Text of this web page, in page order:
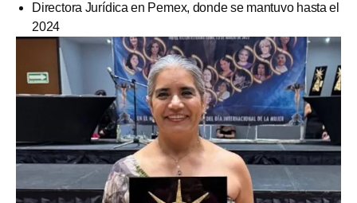
Directora Jurídica en Pemex, donde se mantuvo hasta el
2024